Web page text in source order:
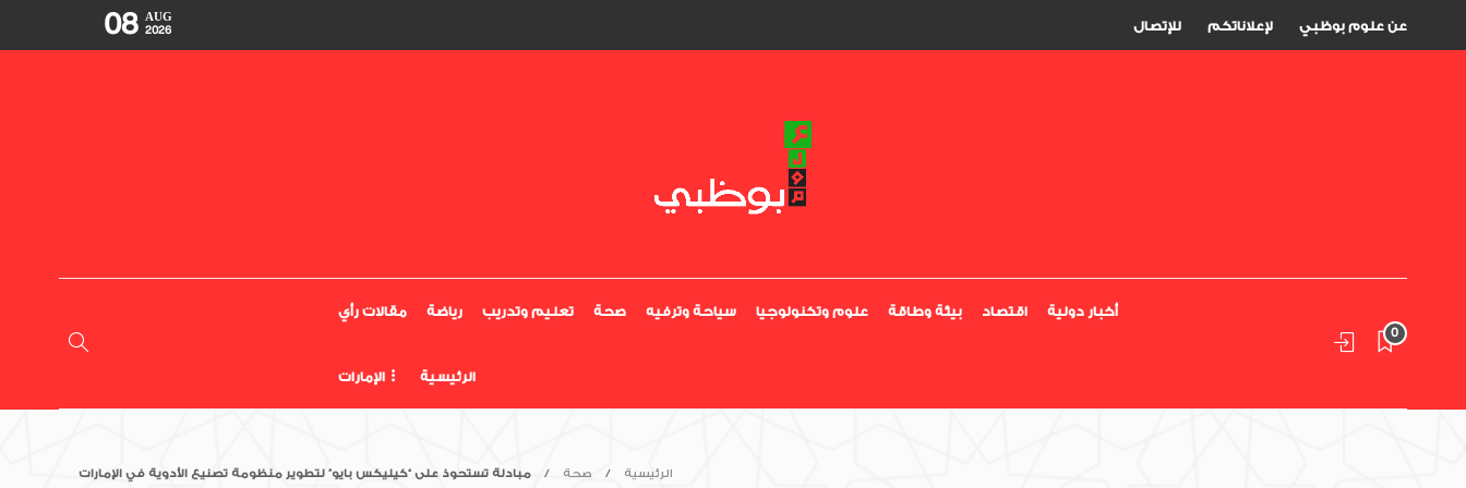
للإتصال لإعلاناتكم عن علوم بوظبي 08 AUG
2026
مقالات رأي رياضة تعليم وتدريب صحة سياحة وترفيه علوم وتكنولوجيا بيئة وطاقة اقتصاد أخبار دولية
الإمارات الرئيسية
0
الرئيسية صحة مبادلة تستحوذ على “كيليكس بايو” لتطوير منظومة تصنيع الأدوية في الإمارات